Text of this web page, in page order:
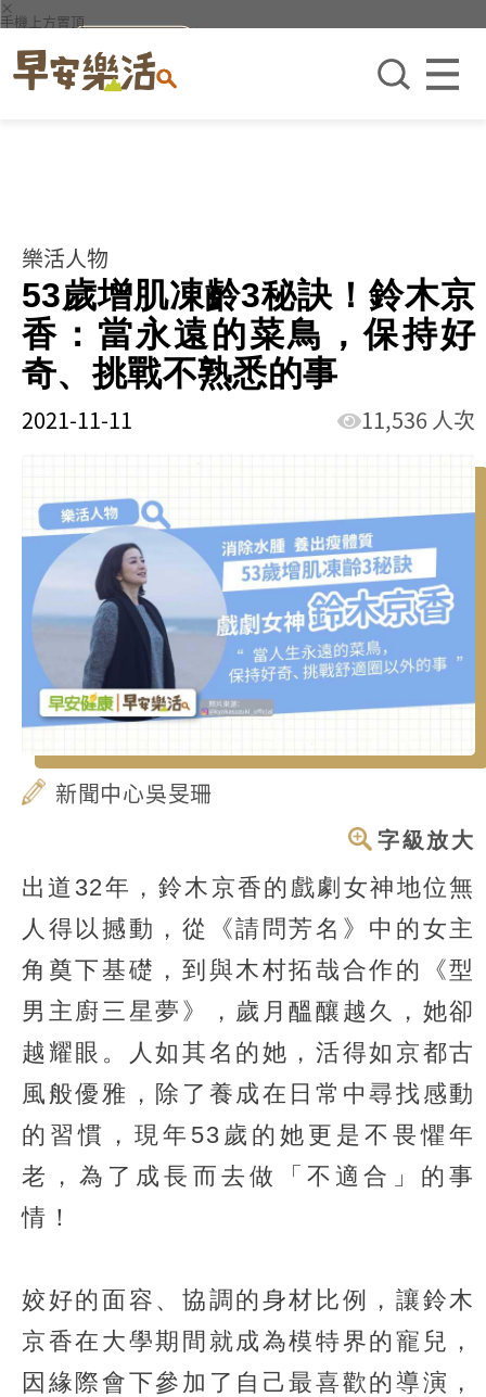
×
手機上方置頂
樂活人物
53歲增肌凍齡3秘訣！鈴木京
香：當永遠的菜鳥，保持好
奇、挑戰不熟悉的事
2021-11-11 11,536 人次
新聞中心吳旻珊
字級放大
出道32年，鈴木京香的戲劇女神地位無
人得以撼動，從《請問芳名》中的女主
角奠下基礎，到與木村拓哉合作的《型
男主廚三星夢》，歲月醞釀越久，她卻
越耀眼。人如其名的她，活得如京都古
風般優雅，除了養成在日常中尋找感動
的習慣，現年53歲的她更是不畏懼年
老，為了成長而去做「不適合」的事
情！
姣好的面容、協調的身材比例，讓鈴木
京香在大學期間就成為模特界的寵兒，
因緣際會下參加了自己最喜歡的導演，